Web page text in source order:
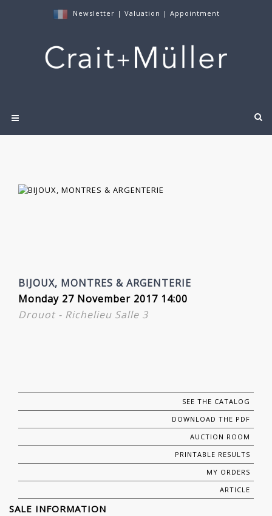
Newsletter | Valuation | Appointment
BIJOUX, MONTRES & ARGENTERIE
Monday 27 November 2017 14:00
Drouot - Richelieu Salle 3
SEE THE CATALOG
DOWNLOAD THE PDF
AUCTION ROOM
PRINTABLE RESULTS
MY ORDERS
ARTICLE
SALE INFORMATION